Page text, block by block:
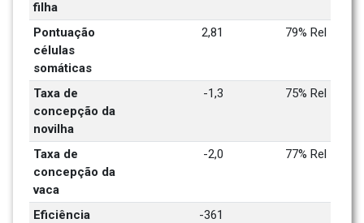
filha
Pontuação
células
somáticas
2,81 79% Rel
Taxa de
concepção da
novilha
-1,3 75% Rel
Taxa de
concepção da
vaca
-2,0 77% Rel
Eficiência
-361